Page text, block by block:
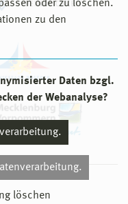
oder zu löschen.
zu den
Daten bzgl.
der Webanalyse?
löschen